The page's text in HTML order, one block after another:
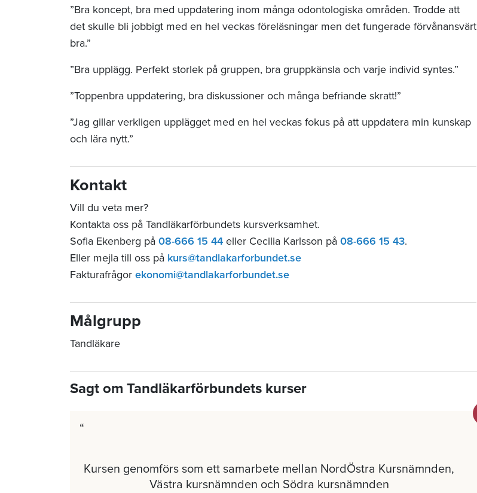
”Bra koncept, bra med uppdatering inom många odontologiska områden. Trodde att
det skulle bli jobbigt med en hel veckas föreläsningar men det fungerade förvånansvärt
bra.”
”Bra upplägg. Perfekt storlek på gruppen, bra gruppkänsla och varje individ syntes.”
”Toppenbra uppdatering, bra diskussioner och många befriande skratt!”
”Jag gillar verkligen upplägget med en hel veckas fokus på att uppdatera min kunskap
och lära nytt.”
Kontakt
Vill du veta mer?
Kontakta oss på Tandläkarförbundets kursverksamhet.
Sofia Ekenberg på 08-666 15 44 eller Cecilia Karlsson på 08-666 15 43.
Eller mejla till oss på kurs@tandlakarforbundet.se
Fakturafrågor ekonomi@tandlakarforbundet.se
Målgrupp
Tandläkare
Sagt om Tandläkarförbundets kurser
Kursen genomförs som ett samarbete mellan NordÖstra Kursnämnden,
Västra kursnämnden och Södra kursnämnden